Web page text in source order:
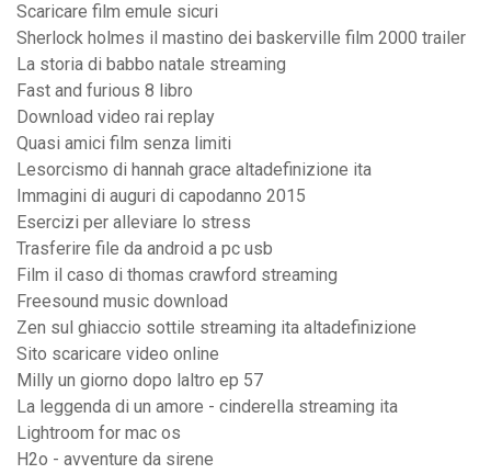
Scaricare film emule sicuri
Sherlock holmes il mastino dei baskerville film 2000 trailer
La storia di babbo natale streaming
Fast and furious 8 libro
Download video rai replay
Quasi amici film senza limiti
Lesorcismo di hannah grace altadefinizione ita
Immagini di auguri di capodanno 2015
Esercizi per alleviare lo stress
Trasferire file da android a pc usb
Film il caso di thomas crawford streaming
Freesound music download
Zen sul ghiaccio sottile streaming ita altadefinizione
Sito scaricare video online
Milly un giorno dopo laltro ep 57
La leggenda di un amore - cinderella streaming ita
Lightroom for mac os
H2o - avventure da sirene